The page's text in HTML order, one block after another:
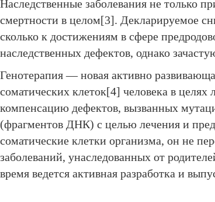
Наследственные заболевания не только
смертности в целом[3]. Декларируемое
сколько к достижениям в сфере
наследственных дефектов, однако
Генотерапия — новая активно
соматических клеток[4] человека в целях
компенсацию дефектов, вызванных
(фрагментов ДНК) с целью лечения и
соматические клетки организма, он не
заболеваний, унаследованных от
время ведется активная разработка и